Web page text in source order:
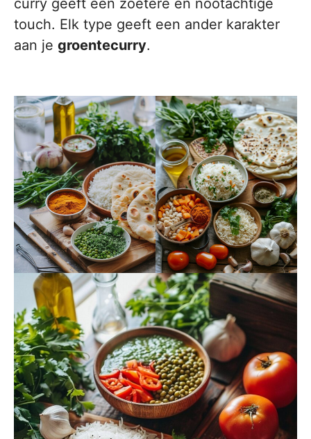
curry geeft een zoetere en nootachtige
touch. Elk type geeft een ander karakter
aan je groentecurry.